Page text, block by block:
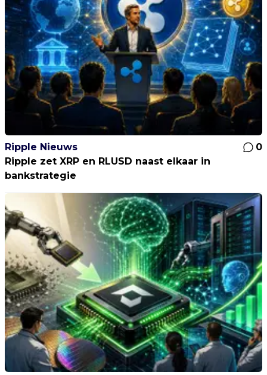
Ripple Nieuws
0
Ripple zet XRP en RLUSD naast elkaar in
bankstrategie